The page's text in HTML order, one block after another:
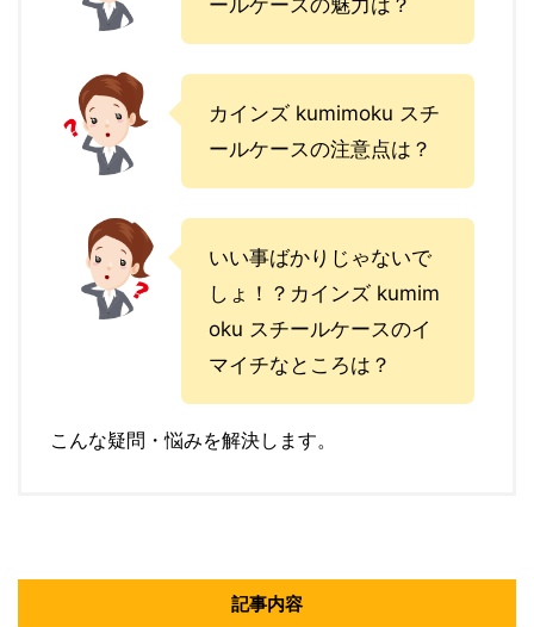
ールケースの魅力は？
カインズ kumimoku スチ
ールケースの注意点は？
いい事ばかりじゃないで
しょ！？カインズ kumim
oku スチールケースのイ
マイチなところは？
こんな疑問・悩みを解決します。
記事内容